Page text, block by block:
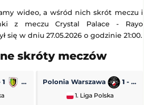
wideo, a wśród nich skrót meczu i
z meczu Crystal Palace - Rayo
się w dniu 27.05.2026 o godzinie 21:00.
skróty meczów
1 Polonia Warszawa 1 - 0
1. Liga Polska